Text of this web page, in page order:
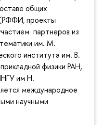
общих
(РФФИ, проекты
партнеров из
им. М.
института им. В.
физики РАН,
им Н.
международное
научными